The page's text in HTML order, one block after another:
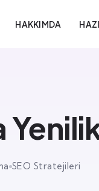
HAKKIMDA
SEO Stratejileri